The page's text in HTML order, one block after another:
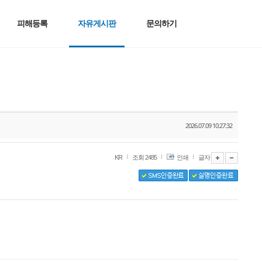
피해등록 자유게시판 문의하기
2026.07.09 10:27:32
KR 조회 2485 인쇄 글자